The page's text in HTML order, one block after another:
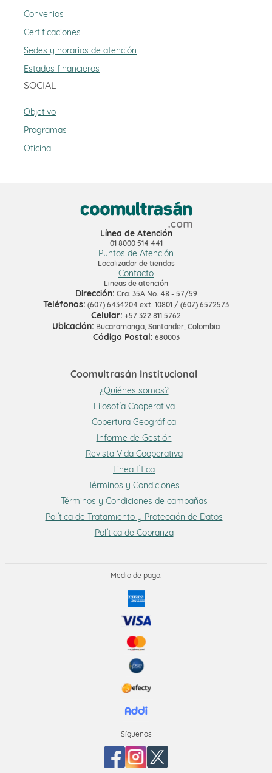
Convenios
Certificaciones
Sedes y horarios de atención
Estados financieros
SOCIAL
Objetivo
Programas
Oficina
Línea de Atención
01 8000 514 441
Puntos de Atención
Localizador de tiendas
Contacto
Lineas de atención
Dirección: Cra. 35A No. 48 - 57/59
Teléfonos: (607) 6434204 ext. 10801 / (607) 6572573
Celular: +57 322 811 5762
Ubicación: Bucaramanga, Santander, Colombia
Código Postal: 680003
Coomultrasán Institucional
¿Quiénes somos?
Filosofía Cooperativa
Cobertura Geográfica
Informe de Gestión
Revista Vida Cooperativa
Linea Ética
Términos y Condiciones
Términos y Condiciones de campañas
Política de Tratamiento y Protección de Datos
Política de Cobranza
Medio de pago:
Síguenos